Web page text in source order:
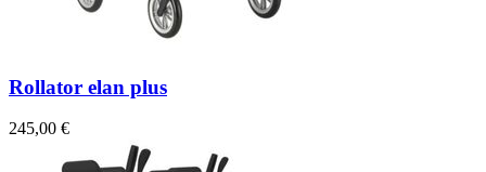
Rollator elan plus
245,00 €